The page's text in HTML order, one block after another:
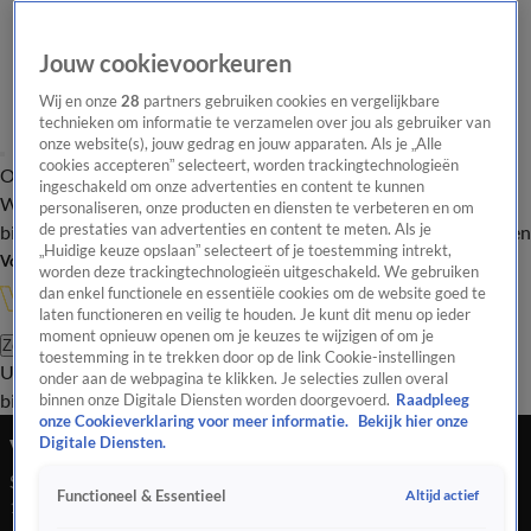
Overzicht Onze programma's Uitzendingen Onze gezichten
In de
WandelgangenInterviewsUitzending
bijwonenPodcastShopVeelgestelde vragenKijkersvraag insturen
Volg Vandaag Inside
Zoeken
UitzendingenVandaag InsideDe OranjezomerShopUitzending
bijwonen
Veronica Inside
Seizoen 2021, aflevering 10
17 sep 2021, 20:30
Jouw cookievoorkeuren
Wij en onze28 partners gebruiken cookies en vergelijkbare
technieken om informatie te verzamelen over jou als gebruiker van
onze website(s), jouw gedrag en jouw apparaten. Als je „Alle
cookies accepteren” selecteert, worden trackingtechnologieën
ingeschakeld om onze advertenties en content te kunnen
personaliseren, onze producten en diensten te verbeteren en om
de prestaties van advertenties en content te meten. Als je
„Huidige keuze opslaan” selecteert of je toestemming intrekt,
worden deze trackingtechnologieën uitgeschakeld. We gebruiken
dan enkel functionele en essentiële cookies om de website goed te
laten functioneren en veilig te houden. Je kunt dit menu op ieder
moment opnieuw openen om je keuzes te wijzigen of om je
toestemming in te trekken door op de link Cookie-instellingen
onder aan de webpagina te klikken. Je selecties zullen overal
binnen onze Digitale Diensten worden doorgevoerd. Raadpleeg
onze Cookieverklaring voor meer informatie.
Bekijk hier onze
Digitale Diensten.
Functioneel & Essentieel Altijd actief